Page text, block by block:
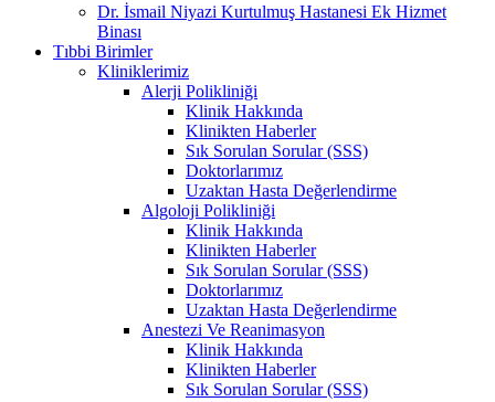
Dr. İsmail Niyazi Kurtulmuş Hastanesi Ek Hizmet
Binası
Tıbbi Birimler
Kliniklerimiz
Alerji Polikliniği
Klinik Hakkında
Klinikten Haberler
Sık Sorulan Sorular (SSS)
Doktorlarımız
Uzaktan Hasta Değerlendirme
Algoloji Polikliniği
Klinik Hakkında
Klinikten Haberler
Sık Sorulan Sorular (SSS)
Doktorlarımız
Uzaktan Hasta Değerlendirme
Anestezi Ve Reanimasyon
Klinik Hakkında
Klinikten Haberler
Sık Sorulan Sorular (SSS)